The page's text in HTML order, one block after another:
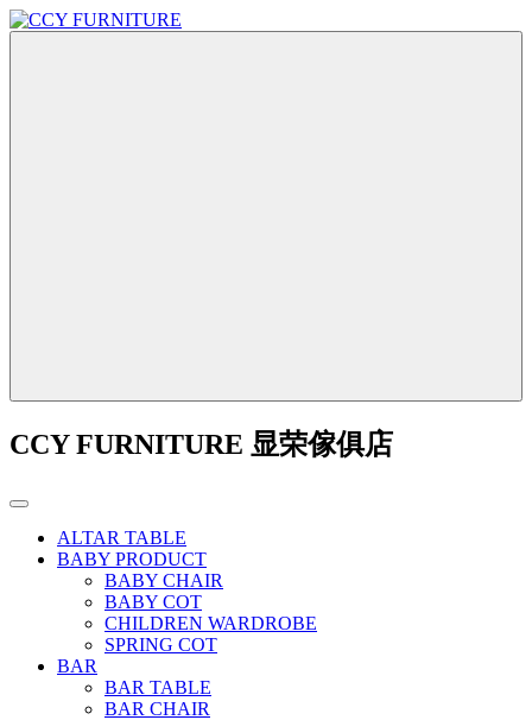
CCY FURNITURE 显荣傢俱店
ALTAR TABLE
BABY PRODUCT
BABY CHAIR
BABY COT
CHILDREN WARDROBE
SPRING COT
BAR
BAR TABLE
BAR CHAIR